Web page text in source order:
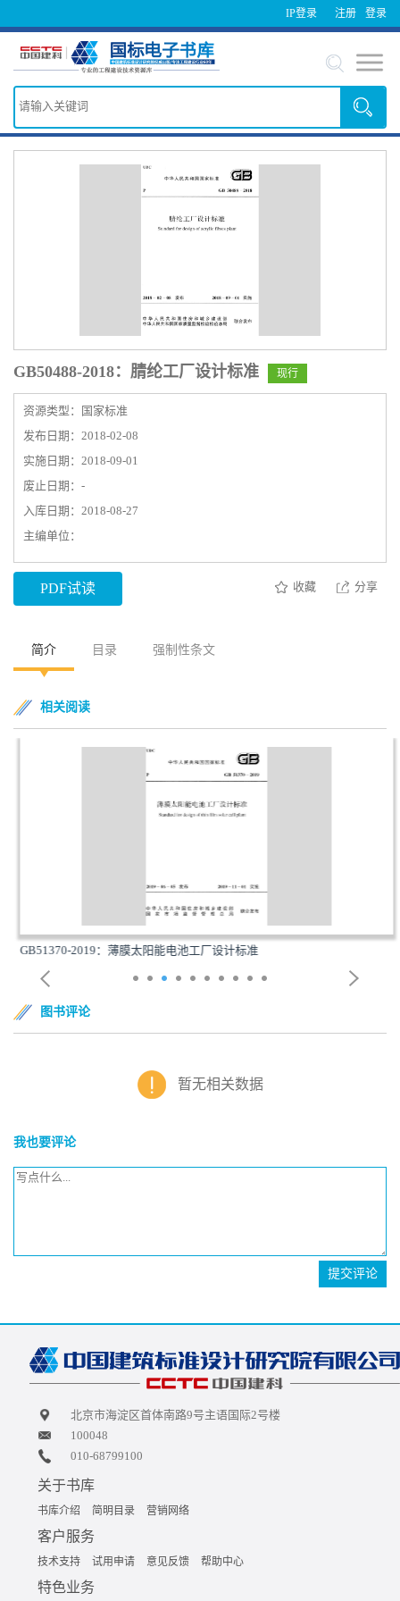
IP登录 登录
注册
GB50488-2018：腈纶工厂设计标准 现行
资源类型：国家标准
发布日期：2018-02-08
实施日期：2018-09-01
废止日期：-
入库日期：2018-08-27
主编单位：
PDF试读 收藏 分享
简介 目录 强制性条文
相关阅读
GB51370-2019：薄膜太阳能电池工厂设计标准
图书评论
暂无相关数据
我也要评论
提交评论
北京市海淀区首体南路9号主语国际2号楼
100048
010-68799100
关于书库
书库介绍 简明目录 营销网络
客户服务
技术支持 试用申请 意见反馈 帮助中心
特色业务